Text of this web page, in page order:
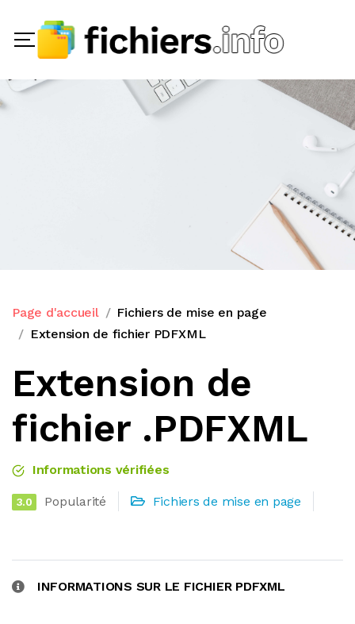
Page d'accueil
Fichiers de mise en page
Extension de fichier PDFXML
Extension de
fichier .PDFXML
Informations vérifiées
3.0 Popularité Fichiers de mise en page
INFORMATIONS SUR LE FICHIER PDFXML